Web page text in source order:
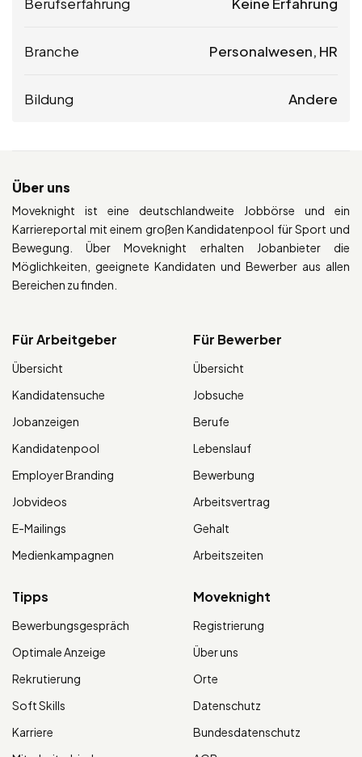
Branche Personalwesen, HR
Bildung Andere
Über uns
Moveknight ist eine deutschlandweite Jobbörse und ein
Karriereportal mit einem großen Kandidatenpool für Sport und
Bewegung. Über Moveknight erhalten Jobanbieter die
Möglichkeiten, geeignete Kandidaten und Bewerber aus allen
Bereichen zu finden.
Für Arbeitgeber
Übersicht
Kandidatensuche
Jobanzeigen
Kandidatenpool
Employer Branding
Jobvideos
E-Mailings
Medienkampagnen
Für Bewerber
Übersicht
Jobsuche
Berufe
Lebenslauf
Bewerbung
Arbeitsvertrag
Gehalt
Arbeitszeiten
Tipps
Bewerbungsgespräch
Optimale Anzeige
Rekrutierung
Soft Skills
Karriere
Moveknight
Registrierung
Über uns
Orte
Datenschutz
Bundesdatenschutz